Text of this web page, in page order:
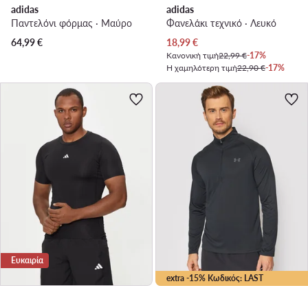
adidas
Παντελόνι φόρμας · Μαύρο
64,99€
adidas
Φανελάκι τεχνικό · Λευκό
Τρέχουσα τιμή
18,99€
Κανονική τιμή22,99 €-17%
Η χαμηλότερη τιμή22,90 €-17%
Ευκαιρία
extra -15% Κωδικός: LAST